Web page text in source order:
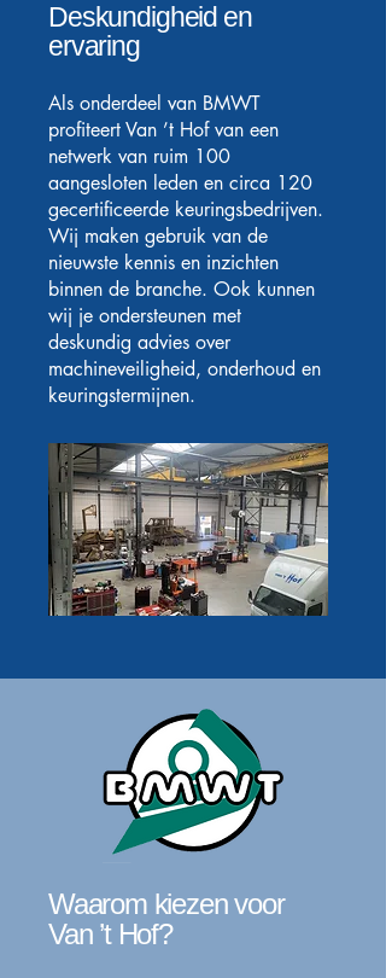
Deskundigheid en
ervaring
Als onderdeel van BMWT
profiteert Van ’t Hof van een
netwerk van ruim 100
aangesloten leden en circa 120
gecertificeerde keuringsbedrijven.
Wij maken gebruik van de
nieuwste kennis en inzichten
binnen de branche. Ook kunnen
wij je ondersteunen met
deskundig advies over
machineveiligheid, onderhoud en
keuringstermijnen.
Waarom kiezen voor
Van ’t Hof?